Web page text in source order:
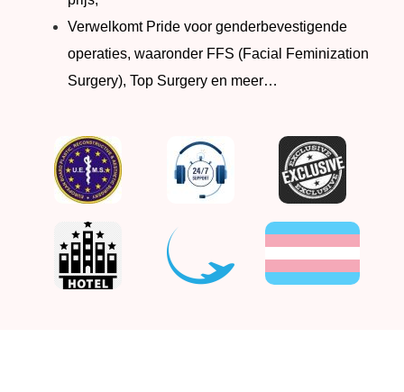
Verwelkomt Pride voor genderbevestigende
operaties, waaronder FFS (Facial Feminization
Surgery), Top Surgery en meer…